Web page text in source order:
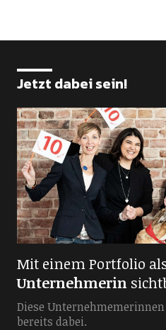
Jetzt dabei sein!
Mit einem Portfolio
Unternehmerin
Diese
bereits dabei.